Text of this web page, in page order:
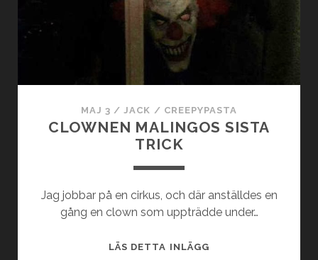
MAJ 3 /JACK / CREEPYPASTA
CLOWNEN MALINGOS SISTA
TRICK
Jag jobbar på en cirkus, och där anställdes en
gång en clown som uppträdde under…
LÄS DETTA INLÄGGCLOWNEN